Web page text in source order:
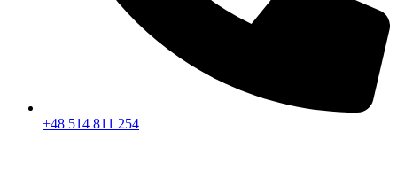
+48 514 811 254